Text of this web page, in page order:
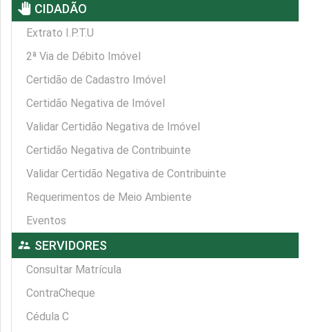
pan_tool CIDADÃO
Extrato I.P.T.U
2ª Via de Débito Imóvel
Certidão de Cadastro Imóvel
Certidão Negativa de Imóvel
Validar Certidão Negativa de Imóvel
Certidão Negativa de Contribuinte
Validar Certidão Negativa de Contribuinte
Requerimentos de Meio Ambiente
Eventos
supervisor_account SERVIDORES
Consultar Matrícula
ContraCheque
Cédula C